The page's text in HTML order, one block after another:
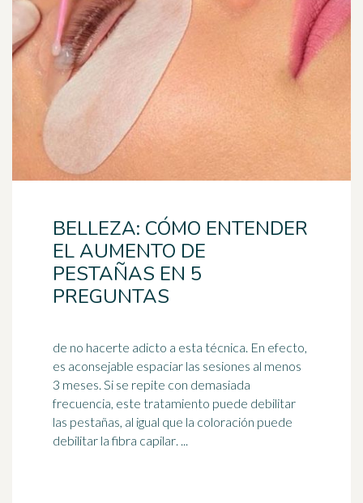
BELLEZA: CÓMO ENTENDER
EL AUMENTO DE
PESTAÑAS EN 5
PREGUNTAS
de no hacerte adicto a esta técnica. En efecto,
es aconsejable espaciar las sesiones al menos
3 meses. Si se repite con demasiada
frecuencia, este tratamiento puede debilitar
las pestañas, al igual que la coloración puede
debilitar la fibra capilar . ...